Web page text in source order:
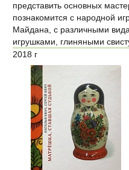
представить основных
познакомится с народной
Майдана, с различными
игрушками, глиняными
2018 г